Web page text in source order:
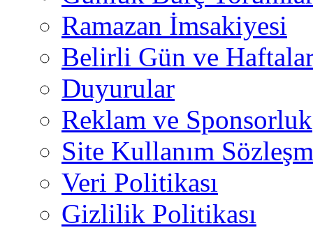
Ramazan İmsakiyesi
Belirli Gün ve
Duyurular
Reklam ve Sponsorluk
Site Kullanım
Veri Politikası
Gizlilik Politikası